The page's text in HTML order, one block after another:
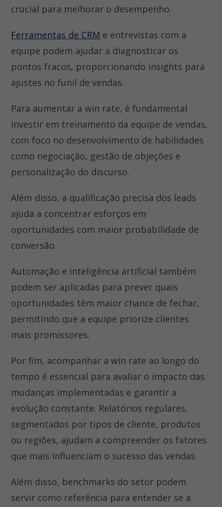
crucial para melhorar o desempenho.
Ferramentas de CRM e entrevistas com a
equipe podem ajudar a diagnosticar os
pontos fracos, proporcionando insights para
ajustes no funil de vendas.
Para aumentar a win rate, é fundamental
investir em treinamento da equipe de vendas,
com foco no desenvolvimento de habilidades
como negociação, gestão de objeções e
personalização do discurso.
Além disso, a qualificação precisa dos leads
ajuda a concentrar esforços em
oportunidades com maior probabilidade de
conversão.
Automação e inteligência artificial também
podem ser aplicadas para prever quais
oportunidades têm maior chance de fechar,
permitindo que a equipe priorize clientes
mais promissores.
Por fim, acompanhar a win rate ao longo do
tempo é essencial para avaliar o impacto das
mudanças implementadas e garantir a
evolução constante. Relatórios regulares,
segmentados por tipos de cliente, produtos
ou regiões, ajudam a compreender os fatores
que mais influenciam o sucesso das vendas.
Além disso, benchmarks do setor podem
servir como referência para entender se a